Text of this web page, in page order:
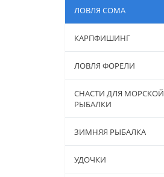
ЛОВЛЯ СОМА
КАРПФИШИНГ
ЛОВЛЯ ФОРЕЛИ
СНАСТИ ДЛЯ МОРСКОЙ
РЫБАЛКИ
ЗИМНЯЯ РЫБАЛКА
УДОЧКИ